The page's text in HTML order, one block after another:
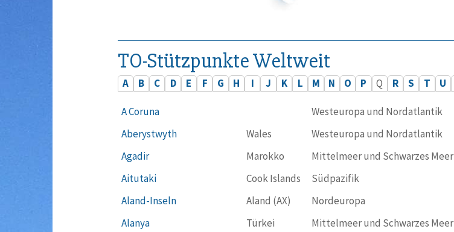
TO-Stützpunkte Weltweit
A B C D E F G H I J K L M N O P Q R S T U
A Coruna
Westeuropa und Nordatlantik
Aberystwyth
Wales
Westeuropa und Nordatlantik
Agadir
Marokko
Mittelmeer und Schwarzes Meer
Aitutaki
Cook Islands
Südpazifik
Aland-Inseln
Aland (AX)
Nordeuropa
Alanya
Türkei
Mittelmeer und Schwarzes Meer